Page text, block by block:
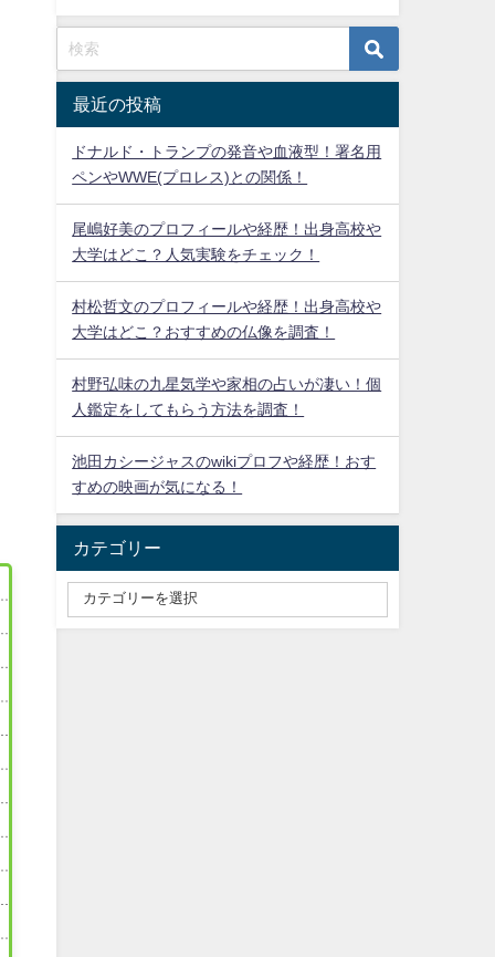
最近の投稿
ドナルド・トランプの発音や血液型！署名用
ペンやWWE(プロレス)との関係！
尾嶋好美のプロフィールや経歴！出身高校や
大学はどこ？人気実験をチェック！
村松哲文のプロフィールや経歴！出身高校や
大学はどこ？おすすめの仏像を調査！
村野弘味の九星気学や家相の占いが凄い！個
人鑑定をしてもらう方法を調査！
池田カシージャスのwikiプロフや経歴！おす
すめの映画が気になる！
カテゴリー